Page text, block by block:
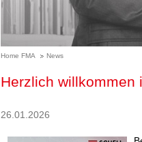
Home FMA News
Herzlich willkommen
26.01.2026